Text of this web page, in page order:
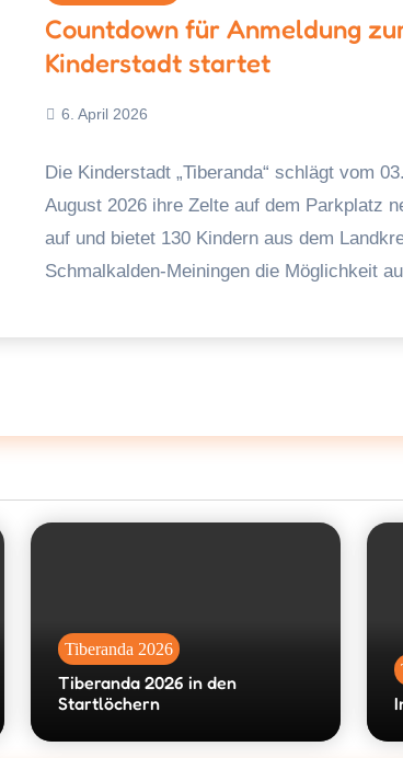
Countdown für Anmeldung
Kinderstadt startet
6. April 2026
Die Kinderstadt „Tiberanda“ schlägt vom
August 2026 ihre Zelte auf dem Parkplatz
auf und bietet 130 Kindern aus dem
Schmalkalden-Meiningen die Möglichkeit
Tiberanda 2026
Tiberanda 2026 in den
Startlöchern